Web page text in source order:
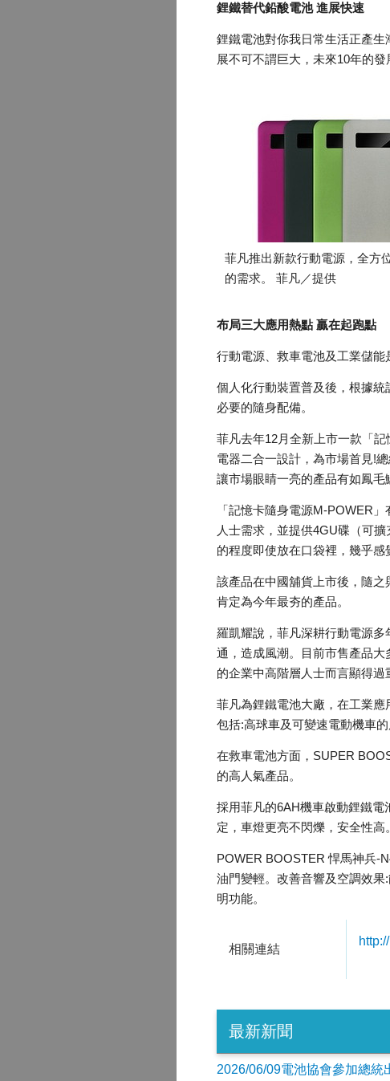
鋰鐵替代鉛酸電池 進展快速
鋰鐵電池對你我日常生活正產
展不可不謂巨大，未來10年的發
菲凡推出新款行動電源，全方
的需求。 菲凡／提供
布局三大應用熱點 贏在起跑點
行動電源、救車電池及工業儲能
個人化行動裝置普及後，根據
必要的隨身配備。
菲凡去年12月全新上市一款「
電器二合一設計，為市場首見!
讓市場眼睛一亮的產品有如鳳毛
「記憶卡隨身電源M-POWER
人士需求，並提供4GU碟（可
的程度即使放在口袋裡，幾乎感
該產品在中國舖貨上市後，隨之
肯定為今年最夯的產品。
羅凱耀說，菲凡深耕行動電源
通，造成風潮。目前市售產品
的企業中高階層人士而言顯得過
菲凡為鋰鐵電池大廠，在工業
包括:高球車及可變速電動機車
在救車電池方面，SUPER
的高人氣產品。
採用菲凡的6AH機車啟動鋰鐵
定，車燈更亮不閃爍，安全性高
POWER BOOSTER 悍馬神兵-
油門變輕。改善音響及空調效
明功能。
相關連結
最新新聞
2026/06/09電池協會參加總統